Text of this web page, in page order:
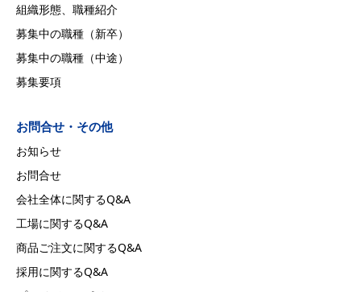
組織形態、職種紹介
募集中の職種（新卒）
募集中の職種（中途）
募集要項
お問合せ・その他
お知らせ
お問合せ
会社全体に関するQ&A
工場に関するQ&A
商品ご注文に関するQ&A
採用に関するQ&A